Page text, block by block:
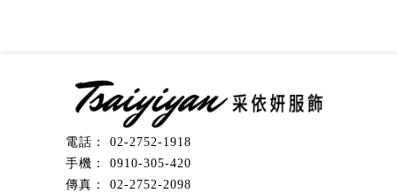
02-2752-1918
0910-305-420
02-2752-2098